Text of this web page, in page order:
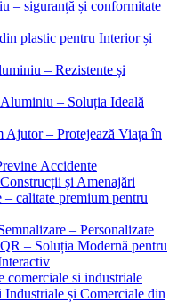
– siguranță și conformitate
plastic pentru Interior și
– Rezistente și
– Soluția Ideală
Ajutor – Protejează Viața în
Accidente
și Amenajări
calitate premium pentru
– Personalizate
– Soluția Modernă pentru
comerciale si industriale
Industriale și Comerciale din